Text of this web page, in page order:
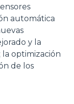
automática
y la
optimización
de los